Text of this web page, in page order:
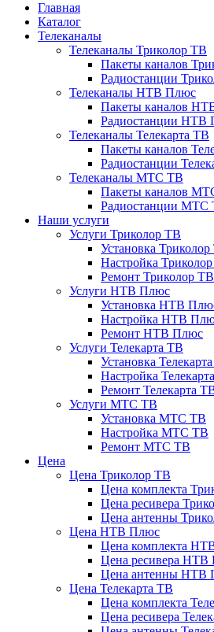
Главная
Каталог
Телеканалы
Телеканалы Триколор ТВ
Пакеты каналов
Радиостанции
Телеканалы НТВ Плюс
Пакеты каналов
Радиостанции НТВ
Телеканалы Телекарта ТВ
Пакеты каналов
Радиостанции
Телеканалы МТС ТВ
Пакеты каналов
Радиостанции МТС
Наши услуги
Услуги Триколор ТВ
Установка
Настройка
Ремонт Триколор ТВ
Услуги НТВ Плюс
Установка НТВ
Настройка НТВ
Ремонт НТВ Плюс
Услуги Телекарта ТВ
Установка
Настройка
Ремонт Телекарта
Услуги МТС ТВ
Установка МТС ТВ
Настройка МТС ТВ
Ремонт МТС ТВ
Цена
Цена Триколор ТВ
Цена комплекта
Цена ресивера
Цена антенны
Цена НТВ Плюс
Цена комплекта
Цена ресивера НТВ
Цена антенны НТВ
Цена Телекарта ТВ
Цена комплекта
Цена ресивера